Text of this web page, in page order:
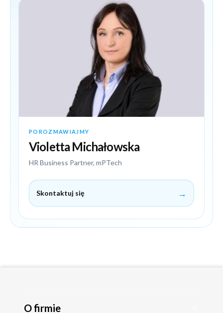
POROZMAWIAJMY
Violetta Michałowska
HR Business Partner, mPTech
Skontaktuj się →
O firmie